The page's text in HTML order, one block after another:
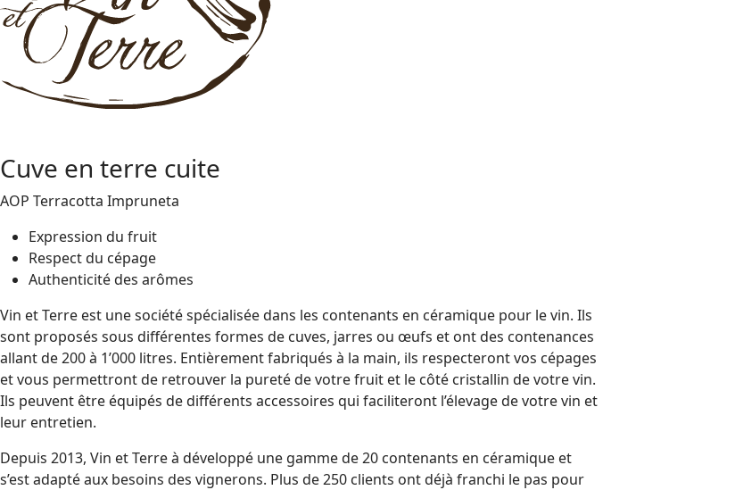
Cuve en terre cuite
AOP Terracotta Impruneta
Expression du fruit
Respect du cépage
Authenticité des arômes
Vin et Terre est une société spécialisée dans les contenants en céramique pour le vin. Ils
sont proposés sous différentes formes de cuves, jarres ou œufs et ont des contenances
allant de 200 à 1’000 litres. Entièrement fabriqués à la main, ils respecteront vos cépages
et vous permettront de retrouver la pureté de votre fruit et le côté cristallin de votre vin.
Ils peuvent être équipés de différents accessoires qui faciliteront l’élevage de votre vin et
leur entretien.
Depuis 2013, Vin et Terre à développé une gamme de 20 contenants en céramique et
s’est adapté aux besoins des vignerons. Plus de 250 clients ont déjà franchi le pas pour